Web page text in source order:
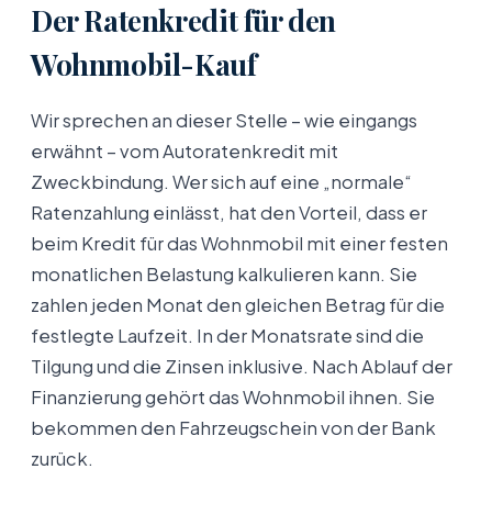
Der Ratenkredit für den
Wohnmobil-Kauf
Wir sprechen an dieser Stelle – wie eingangs
erwähnt – vom Autoratenkredit mit
Zweckbindung. Wer sich auf eine „normale“
Ratenzahlung einlässt, hat den Vorteil, dass er
beim Kredit für das Wohnmobil mit einer festen
monatlichen Belastung kalkulieren kann. Sie
zahlen jeden Monat den gleichen Betrag für die
festlegte Laufzeit. In der Monatsrate sind die
Tilgung und die Zinsen inklusive. Nach Ablauf der
Finanzierung gehört das Wohnmobil ihnen. Sie
bekommen den Fahrzeugschein von der Bank
zurück.